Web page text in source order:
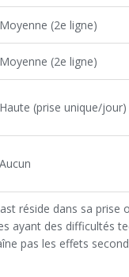
Moyenne (2e ligne)
Moyenne (2e ligne)
Haute (prise unique/jour)
Aucun
réside dans sa
ayant des difficultés
pas les effets